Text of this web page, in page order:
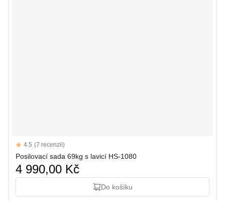
Reviews
4.5 out of 5 stars
4.5 (7 recenzii)
Posilovací sada 69kg s lavicí HS-1080
4 990,00 Kč
Do košíku